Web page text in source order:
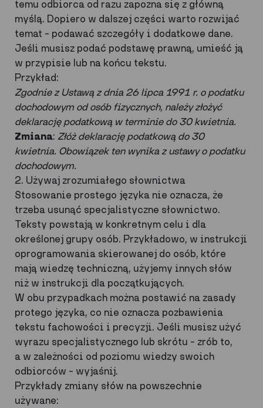
temu odbiorca od razu zapozna się z główną
myślą. Dopiero w dalszej części warto rozwijać
temat – podawać szczegóły i dodatkowe dane.
Jeśli musisz podać podstawę prawną, umieść ją
w przypisie lub na końcu tekstu.
Przykład:
Zgodnie z Ustawą z dnia 26 lipca 1991 r. o podatku
dochodowym od osób fizycznych, należy złożyć
deklarację podatkową w terminie do 30 kwietnia.
Zmiana: Złóż deklarację podatkową do 30
kwietnia. Obowiązek ten wynika z ustawy o podatku
dochodowym.
2. Używaj zrozumiałego słownictwa
Stosowanie prostego języka nie oznacza, że
trzeba usunąć specjalistyczne słownictwo.
Teksty powstają w konkretnym celu i dla
określonej grupy osób. Przykładowo, w instrukcji
oprogramowania skierowanej do osób, które
mają wiedzę techniczną, użyjemy innych słów
niż w instrukcji dla początkujących.
W obu przypadkach można postawić na zasady
protego języka, co nie oznacza pozbawienia
tekstu fachowości i precyzji. Jeśli musisz użyć
wyrazu specjalistycznego lub skrótu – zrób to,
a w zależności od poziomu wiedzy swoich
odbiorców – wyjaśnij.
Przykłady zmiany słów na powszechnie
używane: